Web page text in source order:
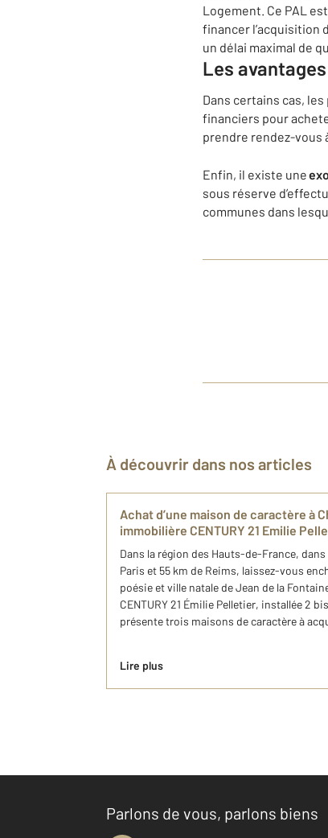
Logement. Ce PAL
financer l’acquisition
un délai maximal de
Les
Dans certains cas,
financiers pour
prendre rendez-vous
Enfin, il existe une
sous réserve
communes dans
À découvrir dans nos articles
Achat d’une maison de caractère à
immobilière CENTURY 21 Emilie
Dans la région des Hauts-de-France,
Paris et 55 km de Reims, laissez-vous
poésie et ville natale de Jean de la
CENTURY 21 Émilie Pelletier, installée 2
présente trois maisons de caractère à
Lire plus
Parlons de vous, parlons biens